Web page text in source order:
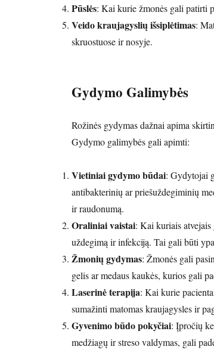
Pūslės: Kai kurie žmonės gali patirti
Veido kraujagyslių išsiplėtimas:
skruostuose ir nosyje.
Gydymo Galimybės
Rožinės gydymas dažnai apima
Gydymo galimybės gali apimti:
Vietiniai gydymo būdai: Gydytojai
antibakterinių ar priešuždegiminių
ir raudonumą.
Oraliniai vaistai: Kai kuriais
uždegimą ir infekciją. Tai gali būti
Žmonių gydymas: Žmonės gali
gelis ar medaus kaukės, kurios gali
Laserinė terapija: Kai kurie
sumažinti matomas kraujagysles ir
Gyvenimo būdo pokyčiai: Įpročių
medžiagų ir streso valdymas, gali